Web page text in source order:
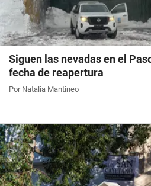
Siguen las nevadas en el
fecha de reapertura
Por Natalia Mantineo